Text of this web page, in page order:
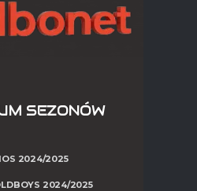
SEZONÓW
2024/2025
2024/2025